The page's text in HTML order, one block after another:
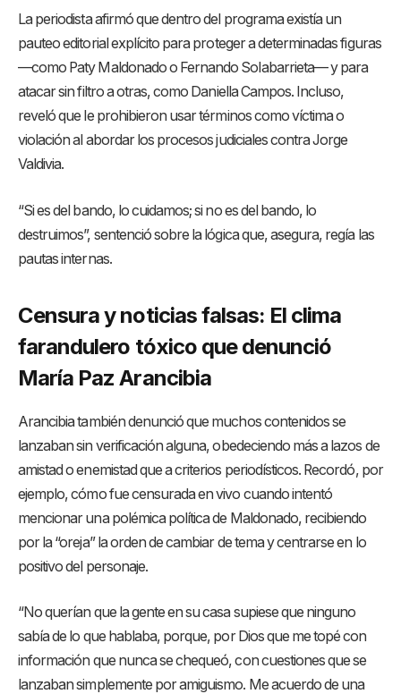
La periodista afirmó que dentro del programa existía un
pauteo editorial explícito para proteger a determinadas figuras
—como Paty Maldonado o Fernando Solabarrieta— y para
atacar sin filtro a otras, como Daniella Campos. Incluso,
reveló que le prohibieron usar términos como víctima o
violación al abordar los procesos judiciales contra Jorge
Valdivia.
“Si es del bando, lo cuidamos; si no es del bando, lo
destruimos”, sentenció sobre la lógica que, asegura, regía las
pautas internas.
Censura y noticias falsas: El clima
farandulero tóxico que denunció
María Paz Arancibia
Arancibia también denunció que muchos contenidos se
lanzaban sin verificación alguna, obedeciendo más a lazos de
amistad o enemistad que a criterios periodísticos. Recordó, por
ejemplo, cómo fue censurada en vivo cuando intentó
mencionar una polémica política de Maldonado, recibiendo
por la “oreja” la orden de cambiar de tema y centrarse en lo
positivo del personaje.
“No querían que la gente en su casa supiese que ninguno
sabía de lo que hablaba, porque, por Dios que me topé con
información que nunca se chequeó, con cuestiones que se
lanzaban simplemente por amiguismo. Me acuerdo de una